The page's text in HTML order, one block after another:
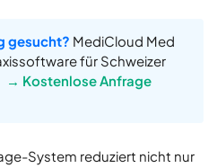
gesucht? MediCloud Med
für Schweizer
→ Kostenlose Anfrage
System reduziert nicht nur